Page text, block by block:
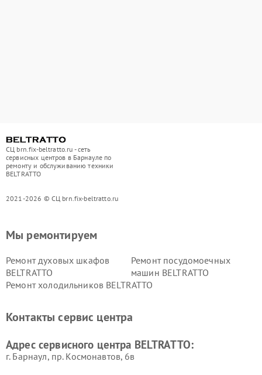
СЦ brn.fix-beltratto.ru - сеть
сервисных центров в Барнауле по
ремонту и обслуживанию техники
BELTRATTO
2021-2026 © СЦ brn.fix-beltratto.ru
Мы ремонтируем
Ремонт духовых шкафов
BELTRATTO
Ремонт посудомоечных
машин BELTRATTO
Ремонт холодильников BELTRATTO
Контакты сервис центра
Адрес сервисного центра BELTRATTO:
г. Барнаул, ​пр. Космонавтов, 6в